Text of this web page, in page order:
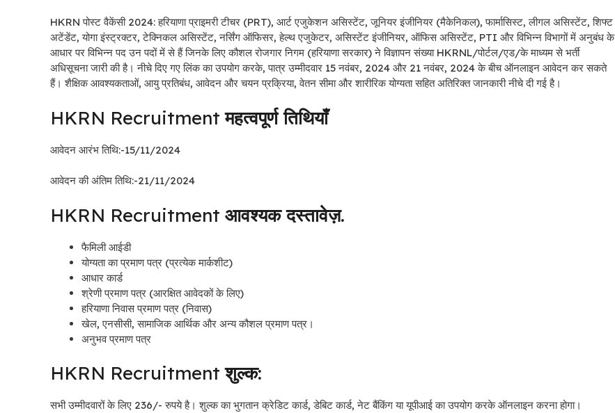
HKRN पोस्ट वैकेंसी 2024: हरियाणा प्राइमरी टीचर (PRT), आर्ट एजुकेशन असिस्टेंट, जूनियर इंजीनियर (मैकेनिकल), फार्मासिस्ट, लीगल असिस्टेंट, शिफ्ट
अटेंडेंट, योगा इंस्ट्रक्टर, टेक्निकल असिस्टेंट, नर्सिंग ऑफिसर, हेल्थ एजुकेटर, असिस्टेंट इंजीनियर, ऑफिस असिस्टेंट, PTI और विभिन्न विभागों में अनुबंध के
आधार पर विभिन्न पद उन पदों में से हैं जिनके लिए कौशल रोजगार निगम (हरियाणा सरकार) ने विज्ञापन संख्या HKRNL/पोर्टल/एड/के माध्यम से भर्ती
अधिसूचना जारी की है। नीचे दिए गए लिंक का उपयोग करके, पात्र उम्मीदवार 15 नवंबर, 2024 और 21 नवंबर, 2024 के बीच ऑनलाइन आवेदन कर सकते
हैं। शैक्षिक आवश्यकताओं, आयु प्रतिबंध, आवेदन और चयन प्रक्रिया, वेतन सीमा और शारीरिक योग्यता सहित अतिरिक्त जानकारी नीचे दी गई है।
HKRN Recruitmentमहत्वपूर्ण तिथियाँ
आवेदन आरंभ तिथि:-15/11/2024
आवेदन की अंतिम तिथि:-21/11/2024
HKRN Recruitment आवश्यक दस्तावेज़.
फैमिली आईडी
योग्यता का प्रमाण पत्र (प्रत्येक मार्कशीट)
आधार कार्ड
श्रेणी प्रमाण पत्र (आरक्षित आवेदकों के लिए)
हरियाणा निवास प्रमाण पत्र (निवास)
खेल, एनसीसी, सामाजिक आर्थिक और अन्य कौशल प्रमाण पत्र।
अनुभव प्रमाण पत्र
HKRN Recruitmentशुल्क:
सभी उम्मीदवारों के लिए 236/- रुपयेहै। शुल्क का भुगतान क्रेडिट कार्ड, डेबिट कार्ड, नेट बैंकिंग या यूपीआई का उपयोग करके ऑनलाइन करना होगा।